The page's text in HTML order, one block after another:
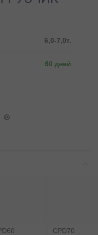
6,0-7,0т.
60 дней
CPD70